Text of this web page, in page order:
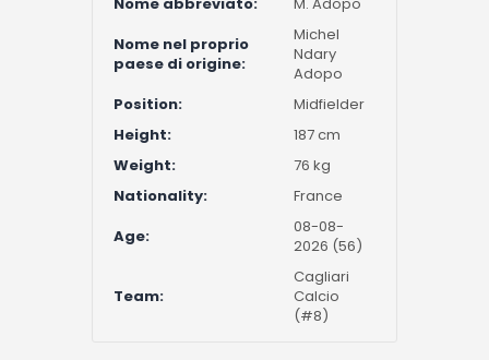
Nome nel proprio
paese di origine:
Michel
Ndary
Adopo
Position:
Midfielder
Height:
187 cm
Weight:
76 kg
Nationality:
France
Age:
08-08-
2026 (56)
Team:
Cagliari
Calcio
(#8)